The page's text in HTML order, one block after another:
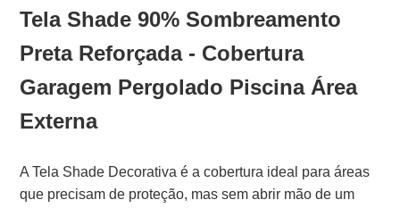
Tela Shade 90% Sombreamento
Preta Reforçada - Cobertura
Garagem Pergolado Piscina Área
Externa
A Tela Shade Decorativa é a cobertura ideal para áreas
que precisam de proteção, mas sem abrir mão de um